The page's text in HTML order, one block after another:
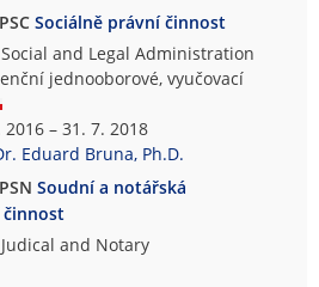
Sociálně právní činnost
and Legal Administration
jednooborové, vyučovací
– 31. 7. 2018
Eduard Bruna, Ph.D.
Soudní a notářská
and Notary